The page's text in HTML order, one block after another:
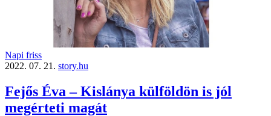
Napi friss
2022. 07. 21. story.hu
Fejős Éva – Kislánya külföldön is jól
megérteti magát